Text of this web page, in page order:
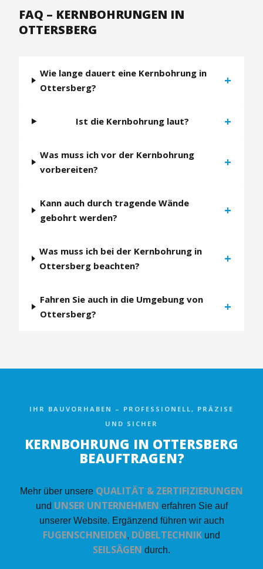
FAQ – KERNBOHRUNGEN IN
OTTERSBERG
Wie lange dauert eine Kernbohrung in
Ottersberg?
+
Ist die Kernbohrung laut? +
Was muss ich vor der Kernbohrung
vorbereiten?
+
Kann auch durch tragende Wände
gebohrt werden?
+
Was muss ich bei der Kernbohrung in
Ottersberg beachten?
+
Fahren Sie auch in die Umgebung von
Ottersberg?
+
IHR BAUVORHABEN – PROFESSIONELL, PRÄZISE
UND SICHER
KERNBOHRUNG IN OTTERSBERG
BEAUFTRAGEN?
Mehr über unsere QUALITÄT & ZERTIFIZIERUNGEN
und UNSER UNTERNEHMEN erfahren Sie auf
unserer Website. Ergänzend führen wir auch
FUGENSCHNEIDEN, DÜBELTECHNIK und
SEILSÄGEN durch.